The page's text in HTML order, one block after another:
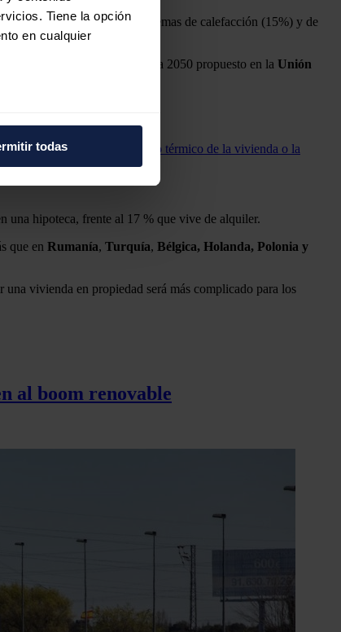
Tiene la opción
en cualquier
de redes sociales
haya proporcionado o
todas
la instalación de nuevos sistemas de calefacción (15%) y de
energética "A" de cara a 2050 propuesto en la Unión
la mejora en el aislamiento térmico de la vivienda o la
una hipoteca, frente al 17 % que vive de alquiler.
que en Rumanía, Turquía, Bélgica, Holanda, Polonia y
vivienda en propiedad será más complicado para los
al boom renovable